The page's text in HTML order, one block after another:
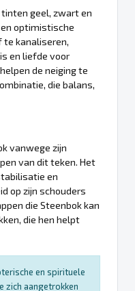
geel, zwart en
optimistische
te kanaliseren,
en liefde voor
de neiging te
die balans,
vanwege zijn
van dit teken. Het
en
op zijn schouders
die Steenbok kan
die hen helpt
en spirituele
zich aangetrokken